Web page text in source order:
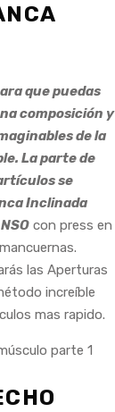
que puedas
composición y
de la
La parte de
se
Inclinada
con press en
las Aperturas
increíble
mas rapido.